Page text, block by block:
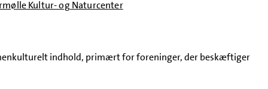
Kultur- og Naturcenter
indhold, primært for foreninger, der beskæftiger